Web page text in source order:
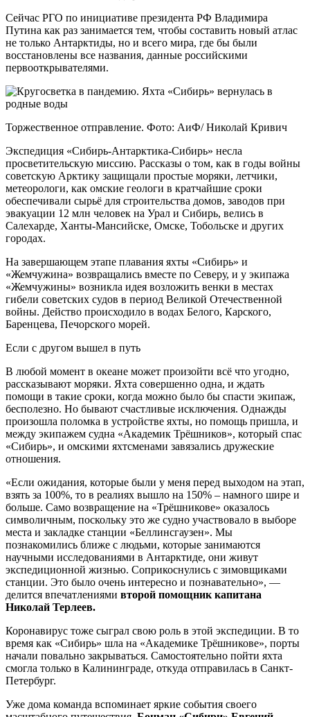
Сейчас РГО по инициативе президента РФ Владимира
Путина как раз занимается тем, чтобы составить новый атлас
не только Антарктиды, но и всего мира, где бы были
восстановлены все названия, данные российскими
первооткрывателями.
Торжественное отправление. Фото: АиФ/ Николай Кривич
Экспедиция «Сибирь-Антарктика-Сибирь» несла
просветительскую миссию. Рассказы о том, как в годы войны
советскую Арктику защищали простые моряки, летчики,
метеорологи, как омские геологи в кратчайшие сроки
обеспечивали сырьё для строительства домов, заводов при
эвакуации 12 млн человек на Урал и Сибирь, велись в
Салехарде, Ханты-Мансийске, Омске, Тобольске и других
городах.
На завершающем этапе плавания яхты «Сибирь» и
«Жемчужина» возвращались вместе по Северу, и у экипажа
«Жемчужины» возникла идея возложить венки в местах
гибели советских судов в период Великой Отечественной
войны. Действо происходило в водах Белого, Карского,
Баренцева, Печорского морей.
Если с другом вышел в путь
В любой момент в океане может произойти всё что угодно,
рассказывают моряки. Яхта совершенно одна, и ждать
помощи в такие сроки, когда можно было бы спасти экипаж,
бесполезно. Но бывают счастливые исключения. Однажды
произошла поломка в устройстве яхты, но помощь пришла, и
между экипажем судна «Академик Трёшников», который спас
«Сибирь», и омскими яхтсменами завязались дружеские
отношения.
«Если ожидания, которые были у меня перед выходом на этап,
взять за 100%, то в реалиях вышло на 150% – намного шире и
больше. Само возвращение на «Трёшникове» оказалось
символичным, поскольку это же судно участвовало в выборе
места и закладке станции «Беллинсгаузен». Мы
познакомились ближе с людьми, которые занимаются
научными исследованиями в Антарктиде, они живут
экспедиционной жизнью. Соприкоснулись с зимовщиками
станции. Это было очень интересно и познавательно», —
делится впечатлениями второй помощник капитана
Николай Терлеев.
Коронавирус тоже сыграл свою роль в этой экспедиции. В то
время как «Сибирь» шла на «Академике Трёшникове», порты
начали повально закрываться. Самостоятельно пойти яхта
смогла только в Калининграде, откуда отправилась в Санкт-
Петербург.
Уже дома команда вспоминает яркие события своего